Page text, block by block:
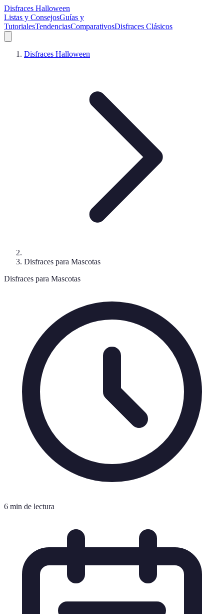
Disfraces Halloween
Listas y ConsejosGuías y
TutorialesTendenciasComparativosDisfraces Clásicos
Disfraces Halloween
Disfraces para Mascotas
Disfraces para Mascotas
6 min de lectura